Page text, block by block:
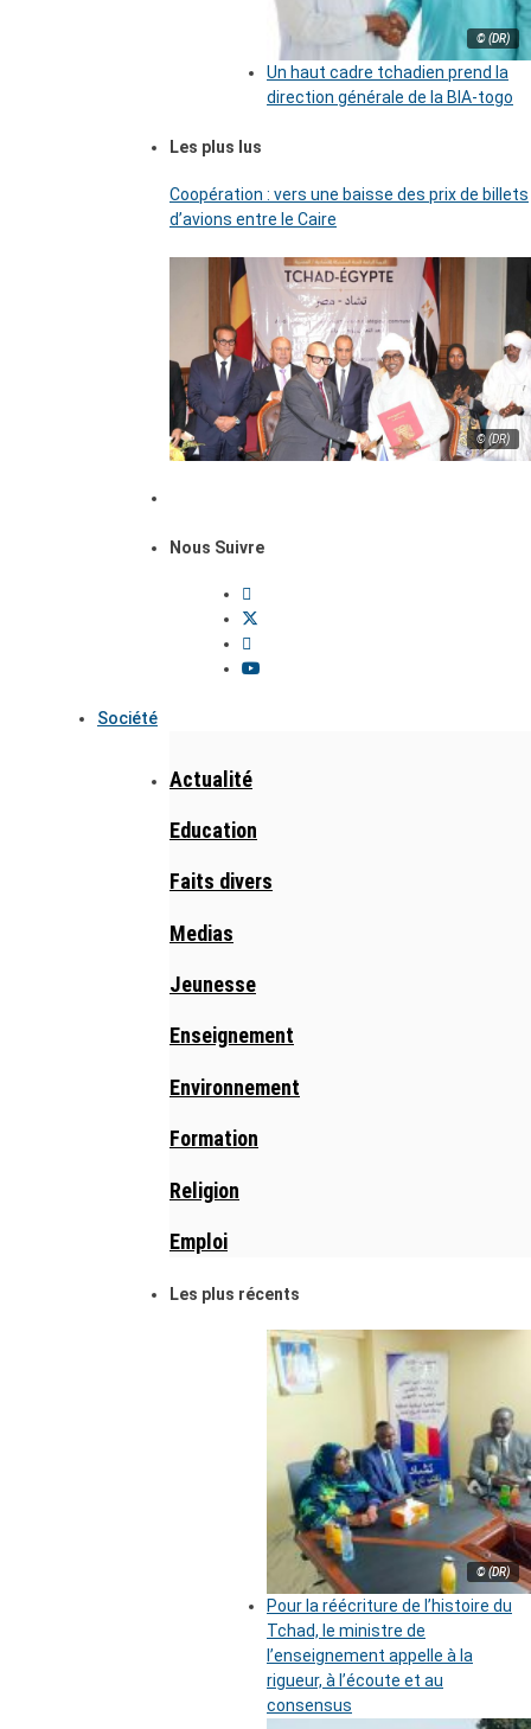
© (DR)
Un haut cadre tchadien prend la
direction générale de la BIA-togo
Les plus lus
Coopération : vers une baisse des prix de billets
d’avions entre le Caire
© (DR)
Nous Suivre
Société
Actualité
Education
Faits divers
Medias
Jeunesse
Enseignement
Environnement
Formation
Religion
Emploi
Les plus récents
© (DR)
Pour la réécriture de l’histoire du
Tchad, le ministre de
l’enseignement appelle à la
rigueur, à l’écoute et au
consensus